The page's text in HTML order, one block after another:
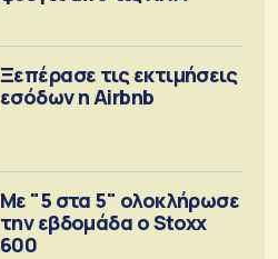
Ξεπέρασε τις εκτιμήσεις
εσόδων η Airbnb
Με "5 στα 5" ολοκλήρωσε
την εβδομάδα ο Stoxx
600